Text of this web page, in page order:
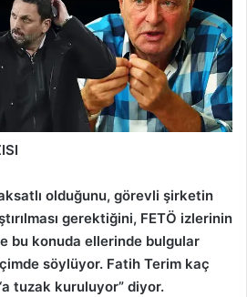
olduğunu, görevli şirketin
gerektiğini, FETÖ izlerinin
bu konuda ellerinde bulgular
söylüyor. Fatih Terim kaç
tuzak kuruluyor” diyor.